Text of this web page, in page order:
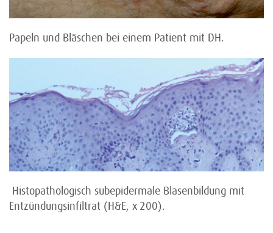
Papeln und Bläschen bei einem Patient mit DH.
Histopathologisch subepidermale Blasenbildung mit
Entzündungsinfiltrat (H&E, x 200).